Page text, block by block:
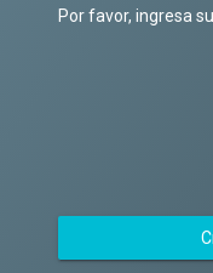
Por favor, ingresa